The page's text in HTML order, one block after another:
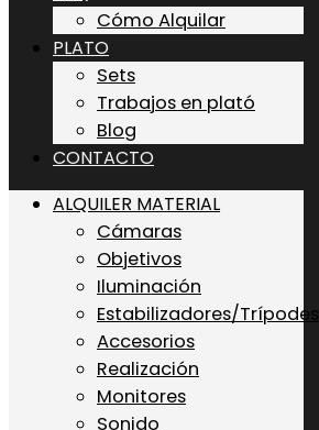
Cómo Alquilar
PLATO
Sets
Trabajos en plató
Blog
CONTACTO
ALQUILER MATERIAL
Cámaras
Objetivos
Iluminación
Estabilizadores/Trípodes
Accesorios
Realización
Monitores
Sonido